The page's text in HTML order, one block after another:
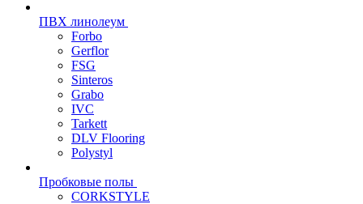
ПВХ линолеум
Forbo
Gerflor
FSG
Sinteros
Grabo
IVC
Tarkett
DLV Flooring
Polystyl
Пробковые полы
CORKSTYLE